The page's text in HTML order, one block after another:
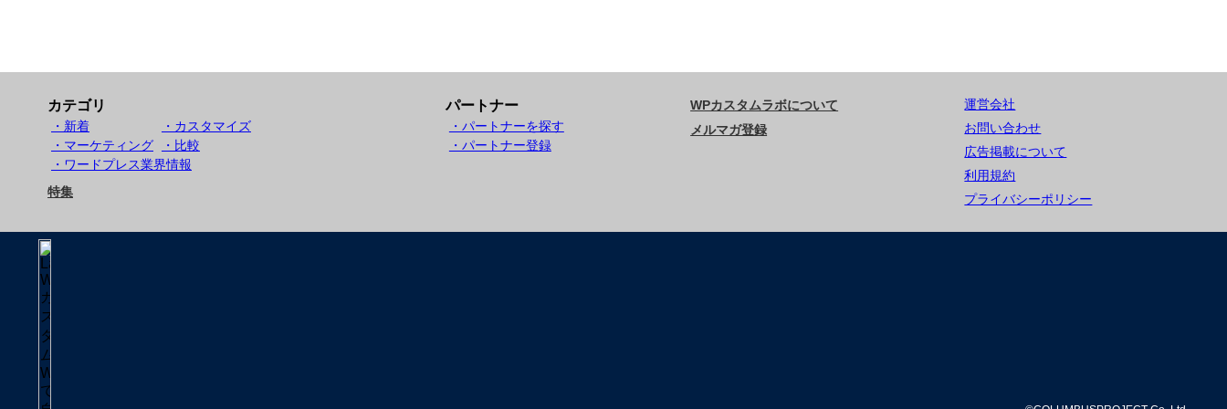
カテゴリ
・新着
・カスタマイズ
・マーケティング
・比較
・ワードプレス業界情報
特集
パートナー
・パートナーを探す
・パートナー登録
WPカスタムラボについて
メルマガ登録
運営会社
お問い合わせ
広告掲載について
利用規約
プライバシーポリシー